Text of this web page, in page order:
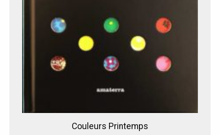
Couleurs Printemps